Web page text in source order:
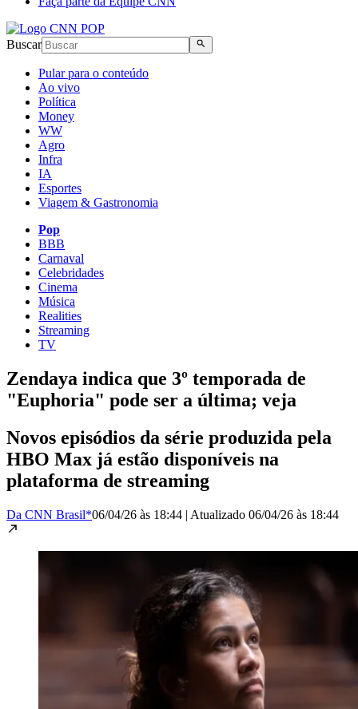
Buscar
Pular para o conteúdo
Ao vivo
Política
Money
WW
Agro
Infra
IA
Esportes
Viagem & Gastronomia
Pop
BBB
Carnaval
Celebridades
Cinema
Música
Realities
Streaming
TV
Zendaya indica que 3º temporada de
"Euphoria" pode ser a última; veja
Novos episódios da série produzida pela
HBO Max já estão disponíveis na
plataforma de streaming
Da CNN Brasil*06/04/26 às 18:44 | Atualizado 06/04/26 às 18:44